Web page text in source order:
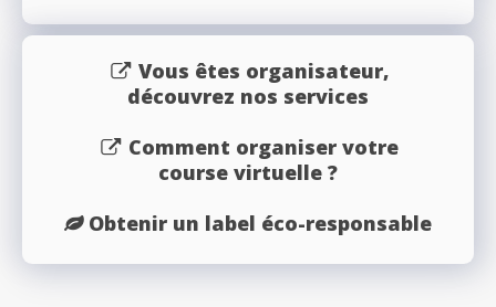
Vous êtes organisateur,
découvrez nos services
Comment organiser votre
course virtuelle ?
Obtenir un label éco-responsable